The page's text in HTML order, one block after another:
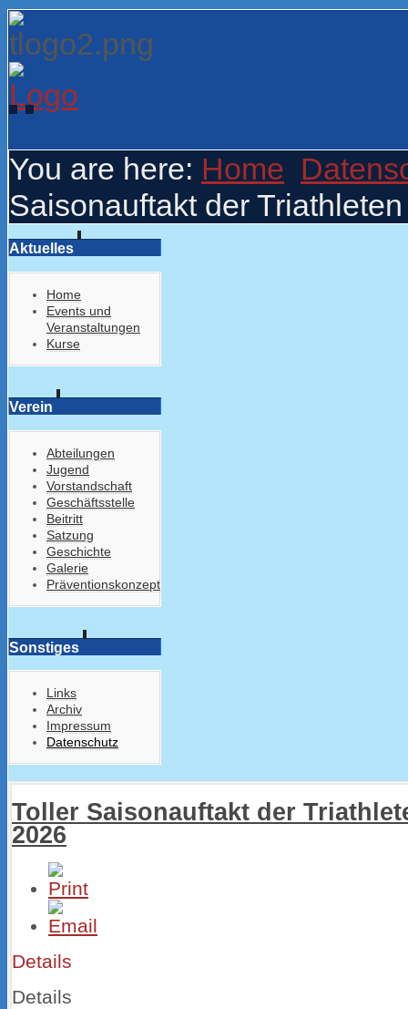
You are here: Home
Saisonauftakt der
Aktuelles
Home
Events und
Veranstaltungen
Kurse
Verein
Abteilungen
Jugend
Vorstandschaft
Geschäftsstelle
Beitritt
Satzung
Geschichte
Galerie
Präventionskonzept
Sonstiges
Links
Archiv
Impressum
Datenschutz
Toller Saisonauftakt der
2026
Details
Details